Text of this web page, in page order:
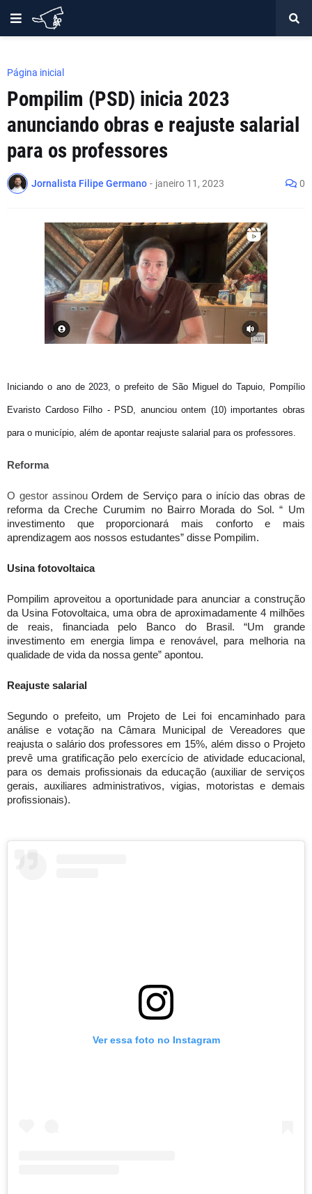
Página inicial
Pompilim (PSD) inicia 2023
anunciando obras e reajuste salarial
para os professores
Jornalista Filipe Germano - janeiro 11, 2023 0
Iniciando o ano de 2023, o prefeito de São Miguel do Tapuio, Pompílio
Evaristo Cardoso Filho - PSD, anunciou ontem (10) importantes obras
para o município, além de apontar reajuste salarial para os professores.
Reforma
O gestor assinou Ordem de Serviço para o início das obras de
reforma da Creche Curumim no Bairro Morada do Sol. “ Um
investimento que proporcionará mais conforto e mais
aprendizagem aos nossos estudantes” disse Pompilim.
Usina fotovoltaica
Pompilim aproveitou a oportunidade para anunciar a construção
da Usina Fotovoltaica, uma obra de aproximadamente 4 milhões
de reais, financiada pelo Banco do Brasil. “Um grande
investimento em energia limpa e renovável, para melhoria na
qualidade de vida da nossa gente” apontou.
Reajuste salarial
Segundo o prefeito, um Projeto de Lei foi encaminhado para
análise e votação na Câmara Municipal de Vereadores que
reajusta o salário dos professores em 15%, além disso o Projeto
prevê uma gratificação pelo exercício de atividade educacional,
para os demais profissionais da educação (auxiliar de serviços
gerais, auxiliares administrativos, vigias, motoristas e demais
profissionais).
Ver essa foto no Instagram